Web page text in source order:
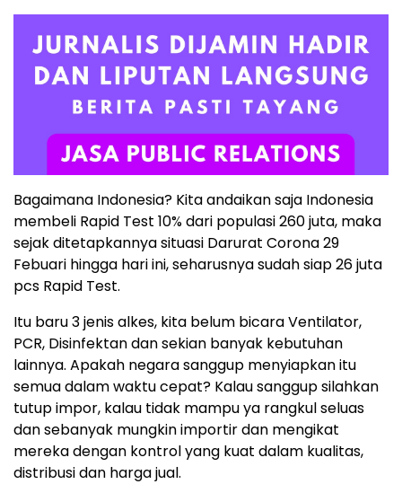
Bagaimana Indonesia? Kita andaikan saja Indonesia
membeli Rapid Test 10% dari populasi 260 juta, maka
sejak ditetapkannya situasi Darurat Corona 29
Febuari hingga hari ini, seharusnya sudah siap 26 juta
pcs Rapid Test.
Itu baru 3 jenis alkes, kita belum bicara Ventilator,
PCR, Disinfektan dan sekian banyak kebutuhan
lainnya. Apakah negara sanggup menyiapkan itu
semua dalam waktu cepat? Kalau sanggup silahkan
tutup impor, kalau tidak mampu ya rangkul seluas
dan sebanyak mungkin importir dan mengikat
mereka dengan kontrol yang kuat dalam kualitas,
distribusi dan harga jual.